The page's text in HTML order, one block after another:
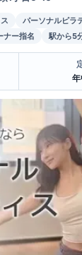
パーソナルピラ
ナー指名 駅から5